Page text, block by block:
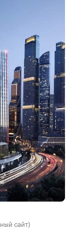
сайт)